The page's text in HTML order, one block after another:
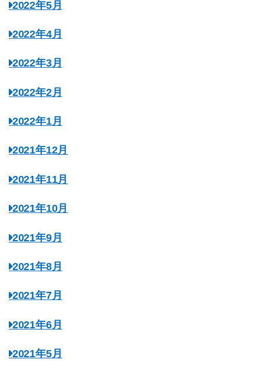
2022年5月
2022年4月
2022年3月
2022年2月
2022年1月
2021年12月
2021年11月
2021年10月
2021年9月
2021年8月
2021年7月
2021年6月
2021年5月